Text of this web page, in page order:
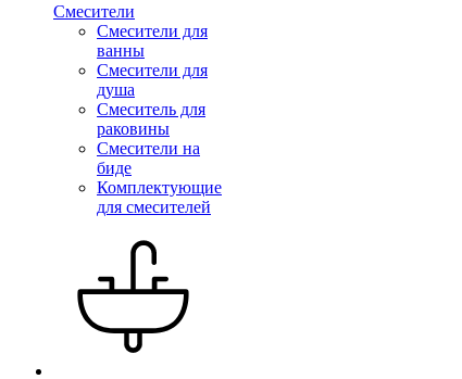
Смесители
Смесители для
ванны
Смесители для
душа
Смеситель для
раковины
Смесители на
биде
Комплектующие
для смесителей